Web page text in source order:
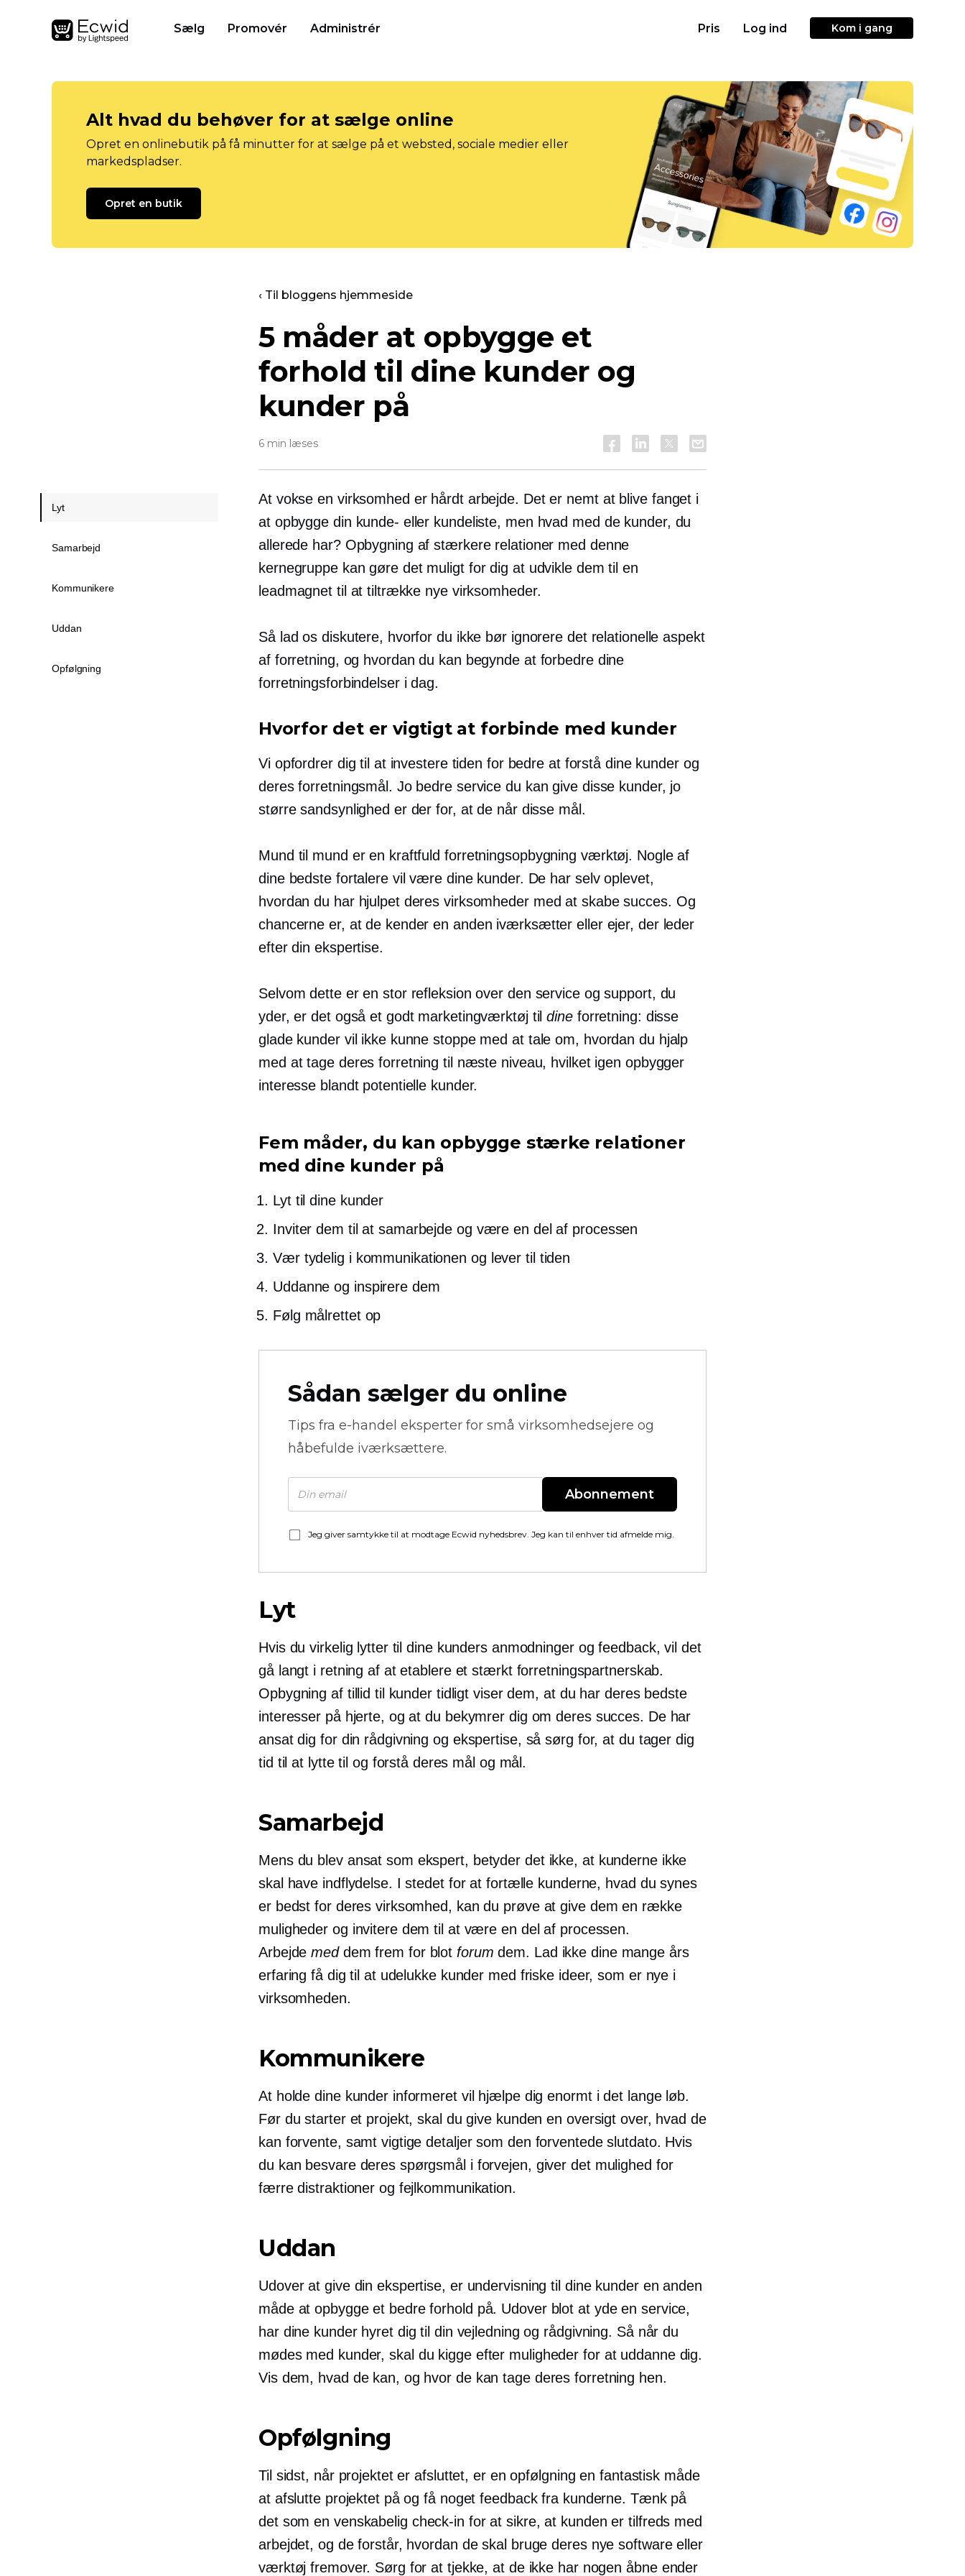
Sælg Promovér Administrér Pris Log ind Kom i gang
Alt hvad du behøver for at sælge online
Opret en onlinebutik på få minutter for at sælge på et websted, sociale medier eller
markedspladser.
Opret en butik
‹ Til bloggens hjemmeside
5 måder at opbygge et
forhold til dine kunder og
kunder på
6 min læses
At vokse en virksomhed er hårdt arbejde. Det er nemt at blive fanget i
at opbygge din kunde- eller kundeliste, men hvad med de kunder, du
allerede har? Opbygning af stærkere relationer med denne
kernegruppe kan gøre det muligt for dig at udvikle dem til en
leadmagnet til at tiltrække nye virksomheder.
Så lad os diskutere, hvorfor du ikke bør ignorere det relationelle aspekt
af forretning, og hvordan du kan begynde at forbedre dine
forretningsforbindelser i dag.
Hvorfor det er vigtigt at forbinde med kunder
Vi opfordrer dig til at investere tiden for bedre at forstå dine kunder og
deres forretningsmål. Jo bedre service du kan give disse kunder, jo
større sandsynlighed er der for, at de når disse mål.
Mund til mund er en kraftfuld forretningsopbygning værktøj. Nogle af
dine bedste fortalere vil være dine kunder. De har selv oplevet,
hvordan du har hjulpet deres virksomheder med at skabe succes. Og
chancerne er, at de kender en anden iværksætter eller ejer, der leder
efter din ekspertise.
Selvom dette er en stor refleksion over den service og support, du
yder, er det også et godt marketingværktøj tildineforretning: disse
glade kunder vil ikke kunne stoppe med at tale om, hvordan du hjalp
med at tage deres forretning til næste niveau, hvilket igen opbygger
interesse blandt potentielle kunder.
Fem måder, du kan opbygge stærke relationer
med dine kunder på
Lyt til dine kunder
Inviter dem til at samarbejde og være en del af processen
Vær tydelig i kommunikationen og lever til tiden
Uddanne og inspirere dem
Følg målrettet op
Sådan sælger du online
Tips fra e-handel eksperter for små virksomhedsejere og
håbefulde iværksættere.
Abonnement
Jeg giver samtykke til at modtage Ecwid nyhedsbrev. Jeg kan til enhver tid afmelde mig.
Lyt
Hvis du virkelig lytter til dine kunders anmodninger og feedback, vil det
gå langt i retning af at etablere et stærkt forretningspartnerskab.
Opbygning af tillid til kunder tidligt viser dem, at du har deres bedste
interesser på hjerte, og at du bekymrer dig om deres succes. De har
ansat dig for din rådgivning og ekspertise, så sørg for, at du tager dig
tid til at lytte til og forstå deres mål og mål.
Samarbejd
Mens du blev ansat som ekspert, betyder det ikke, at kunderne ikke
skal have indflydelse. I stedet for at fortælle kunderne, hvad du synes
er bedst for deres virksomhed, kan du prøve at give dem en række
muligheder og invitere dem til at være en del af processen.
Arbejdemeddem frem for blot forum dem. Lad ikke dine mange års
erfaring få dig til at udelukke kunder med friske ideer, som er nye i
virksomheden.
Kommunikere
At holde dine kunder informeret vil hjælpe dig enormt i det lange løb.
Før du starter et projekt, skal du give kunden en oversigt over, hvad de
kan forvente, samt vigtige detaljer som den forventede slutdato. Hvis
du kan besvare deres spørgsmål i forvejen, giver det mulighed for
færre distraktioner og fejlkommunikation.
Uddan
Udover at give din ekspertise, er undervisning til dine kunder en anden
måde at opbygge et bedre forhold på. Udover blot at yde en service,
har dine kunder hyret dig til din vejledning og rådgivning. Så når du
mødes med kunder, skal du kigge efter muligheder for at uddanne dig.
Vis dem, hvad de kan, og hvor de kan tage deres forretning hen.
Opfølgning
Til sidst, når projektet er afsluttet, er en opfølgning en fantastisk måde
at afslutte projektet på og få noget feedback fra kunderne. Tænk på
det som en venskabelig check-in for at sikre, at kunden er tilfreds med
arbejdet, og de forstår, hvordan de skal bruge deres nye software eller
værktøj fremover. Sørg for at tjekke, at de ikke har nogenåbne ender
Lyt
Samarbejd
Kommunikere
Uddan
Opfølgning